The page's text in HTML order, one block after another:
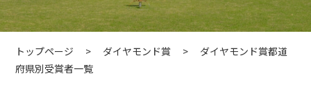
トップページ > ダイヤモンド賞 >
ダイヤモンド賞都道
府県別受賞者一覧